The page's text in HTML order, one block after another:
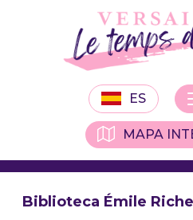
ES
MAPA
Biblioteca Émile